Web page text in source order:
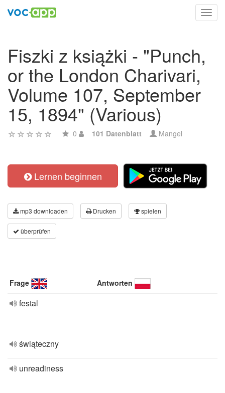
Fiszki z książki - "Punch,
or the London Charivari,
Volume 107, September
15, 1894" (Various)
0 101 Datenblatt Mangel
Lernen beginnen
mp3 downloaden Drucken spielen
überprüfen
Frage Antworten
festal
świąteczny
unreadiness